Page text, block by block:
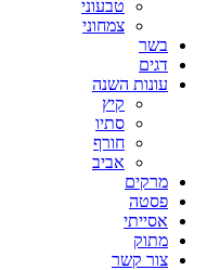
טבעוני
צמחוני
בשר
דגים
עונות השנה
קיץ
סתיו
חורף
אביב
מרקים
פסטה
אסייתי
מתוק
צור קשר